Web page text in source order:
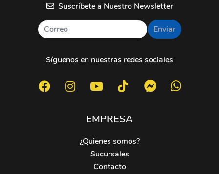
Suscríbete a Nuestro Newsletter
Enviar
Síguenos en nuestras redes sociales
EMPRESA
¿Quienes somos?
Sucursales
Contacto